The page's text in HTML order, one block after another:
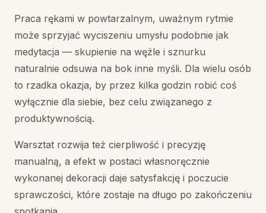
Praca rękami w powtarzalnym, uważnym rytmie
może sprzyjać wyciszeniu umysłu podobnie jak
medytacja — skupienie na węźle i sznurku
naturalnie odsuwa na bok inne myśli. Dla wielu osób
to rzadka okazja, by przez kilka godzin robić coś
wyłącznie dla siebie, bez celu związanego z
produktywnością.
Warsztat rozwija też cierpliwość i precyzję
manualną, a efekt w postaci własnoręcznie
wykonanej dekoracji daje satysfakcję i poczucie
sprawczości, które zostaje na długo po zakończeniu